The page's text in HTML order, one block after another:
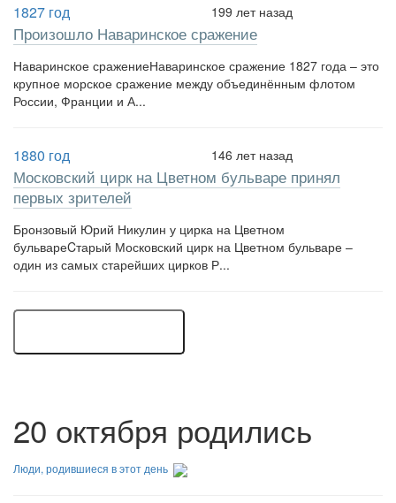
1827 год 199 лет назад
Произошло Наваринское сражение
Наваринское сражениеНаваринское сражение 1827 года – это
крупное морское сражение между объединённым флотом
России, Франции и А...
1880 год 146 лет назад
Московский цирк на Цветном бульваре принял
первых зрителей
Бронзовый Юрий Никулин у цирка на Цветном
бульвареCтарый Московский цирк на Цветном бульваре –
один из самых старейших цирков Р...
20 октября родились
Люди, родившиеся в этот день